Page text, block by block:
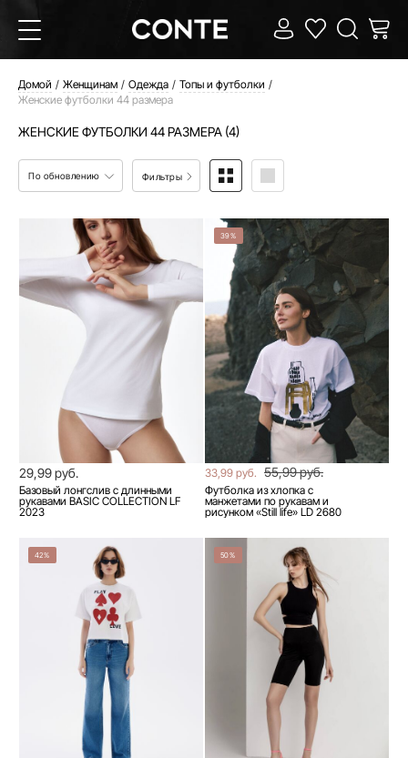
Домой Женщинам Одежда
Топы и футболки
Женские футболки 44 размера
ЖЕНСКИЕ ФУТБОЛКИ 44 РАЗМЕРА (4)
По обновлению Фильтры
29,99 руб.
Базовый лонгслив с длинными
рукавами BASIC COLLECTION LF
2023
39%
33,99 руб. 55,99 руб.
Футболка из хлопка с
манжетами по рукавам и
рисунком «Still life» LD 2680
42% 50%